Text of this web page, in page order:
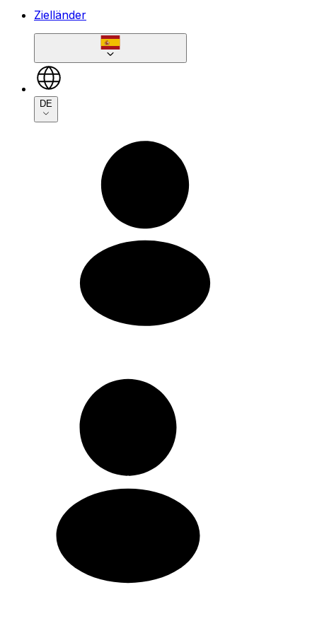
Zielländer
DE